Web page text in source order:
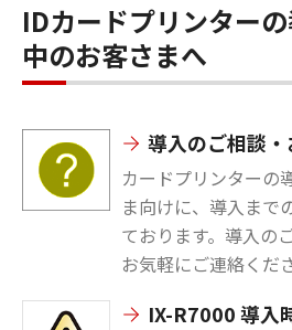
IDカードプリンター
中のお客さまへ
導入のご相談・
カードプリンターの
ま向けに、導入まで
ております。導入の
お気軽にご連絡くだ
IX-R7000 導入